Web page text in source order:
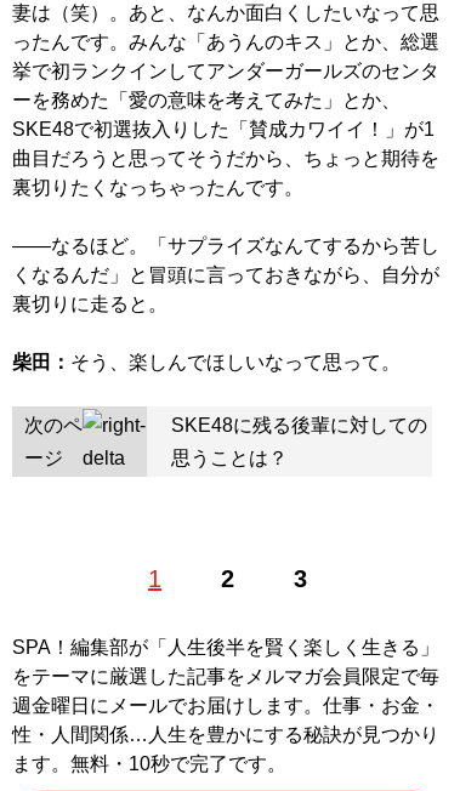
妻は（笑）。あと、なんか面白くしたいなって思
ったんです。みんな「あうんのキス」とか、総選
挙で初ランクインしてアンダーガールズのセンタ
ーを務めた「愛の意味を考えてみた」とか、
SKE48で初選抜入りした「賛成カワイイ！」が1
曲目だろうと思ってそうだから、ちょっと期待を
裏切りたくなっちゃったんです。
――なるほど。「サプライズなんてするから苦し
くなるんだ」と冒頭に言っておきながら、自分が
裏切りに走ると。
柴田： そう、楽しんでほしいなって思って。
次のペ
ージ
SKE48に残る後輩に対しての
思うことは？
1 2 3
SPA！編集部が「人生後半を賢く楽しく生きる」
をテーマに厳選した記事をメルマガ会員限定で毎
週金曜日にメールでお届けします。仕事・お金・
性・人間関係…人生を豊かにする秘訣が見つかり
ます。無料・10秒で完了です。